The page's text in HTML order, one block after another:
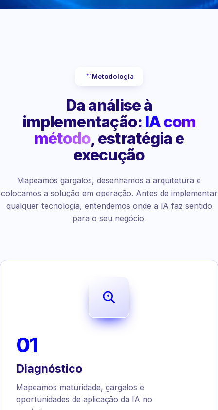
Metodologia
Da análise à
implementação: IA com
método, estratégia e
execução
Mapeamos gargalos, desenhamos a arquitetura e
colocamos a solução em operação. Antes de implementar
qualquer tecnologia, entendemos onde a IA faz sentido
para o seu negócio.
01
Diagnóstico
Mapeamos maturidade, gargalos e
oportunidades de aplicação da IA no